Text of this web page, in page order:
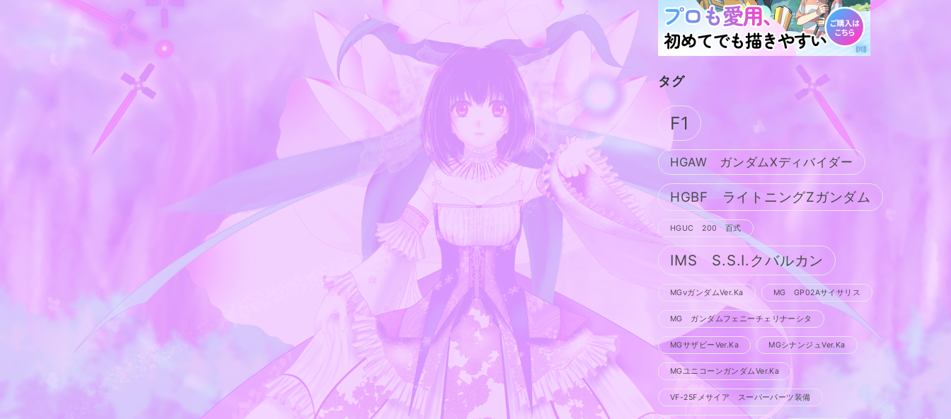
タグ
F1
HGAW ガンダムXディバイダー
HGBF ライトニングZガンダム
HGUC 200 百式
IMS S.S.I.クバルカン
MGνガンダムVer.Ka MG GP02Aサイサリス
MG ガンダムフェニーチェリナーシタ
MGサザビーVer.Ka MGシナンジュVer.Ka
MGユニコーンガンダムVer.Ka
VF-25Fメサイア スーパーパーツ装備